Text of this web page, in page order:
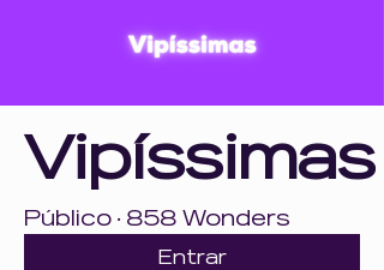
Vipíssimas
Público · 858 Wonders
Entrar